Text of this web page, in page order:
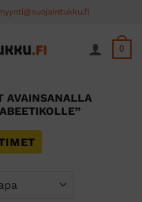
0
AVAINSANALLA